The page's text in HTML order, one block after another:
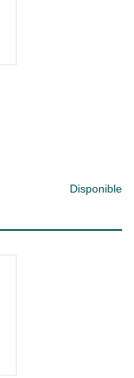
Disponible